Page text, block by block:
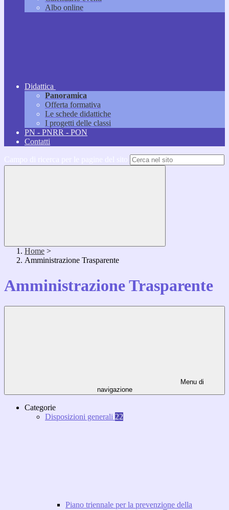
Albo online
Didattica
Panoramica
Offerta formativa
Le schede didattiche
I progetti delle classi
PN - PNRR - PON
Contatti
Home >
Amministrazione Trasparente
Amministrazione Trasparente
Menu di
navigazione
Categorie
Disposizioni generali 22
Piano triennale per la prevenzione della